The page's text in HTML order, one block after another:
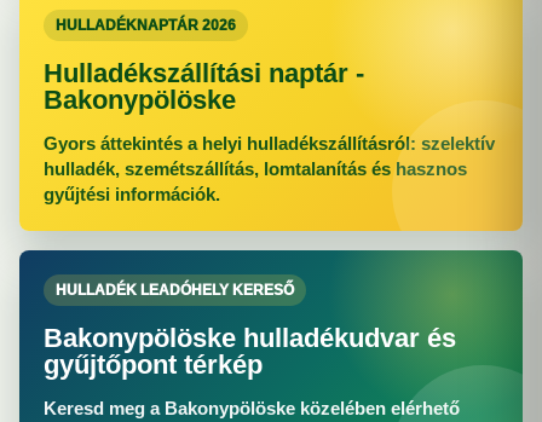
HULLADÉKNAPTÁR 2026
Hulladékszállítási naptár -
Bakonypölöske
Gyors áttekintés a helyi hulladékszállításról: szelektív
hulladék, szemétszállítás, lomtalanítás és hasznos
gyűjtési információk.
HULLADÉK LEADÓHELY KERESŐ
Bakonypölöske hulladékudvar és
gyűjtőpont térkép
Keresd meg a Bakonypölöske közelében elérhető